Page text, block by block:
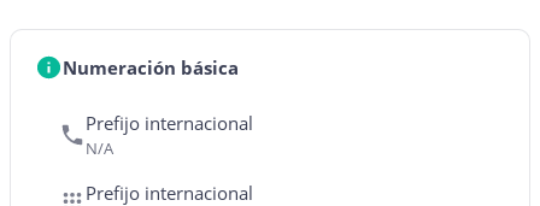
Numeración básica
Prefijo internacional
N/A
Prefijo internacional